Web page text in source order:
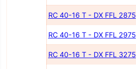
RC 40-16 T - DX FFL 2875
RC 40-16 T - DX FFL 2975
RC 40-16 T - DX FFL 3275